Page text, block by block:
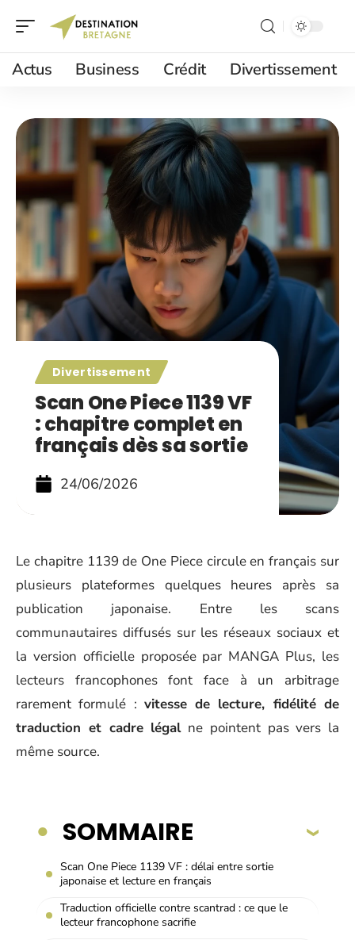
Actus Business Crédit Divertissement
Divertissement
Scan One Piece 1139 VF
: chapitre complet en
français dès sa sortie
24/06/2026
Le chapitre 1139 de One Piece circule en français sur
plusieurs plateformes quelques heures après sa
publication japonaise. Entre les scans
communautaires diffusés sur les réseaux sociaux et
la version officielle proposée par MANGA Plus, les
lecteurs francophones font face à un arbitrage
rarement formulé : vitesse de lecture, fidélité de
traduction et cadre légalne pointent pas vers la
même source.
SOMMAIRE
Scan One Piece 1139 VF : délai entre sortie
japonaise et lecture en français
Traduction officielle contre scantrad : ce que le
lecteur francophone sacrifie